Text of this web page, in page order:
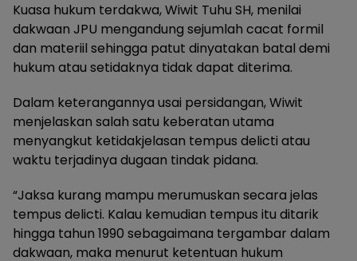
Kuasa hukum terdakwa, Wiwit Tuhu SH, menilai
dakwaan JPU mengandung sejumlah cacat formil
dan materiil sehingga patut dinyatakan batal demi
hukum atau setidaknya tidak dapat diterima.
Dalam keterangannya usai persidangan, Wiwit
menjelaskan salah satu keberatan utama
menyangkut ketidakjelasan tempus delicti atau
waktu terjadinya dugaan tindak pidana.
“Jaksa kurang mampu merumuskan secara jelas
tempus delicti. Kalau kemudian tempus itu ditarik
hingga tahun 1990 sebagaimana tergambar dalam
dakwaan, maka menurut ketentuan hukum